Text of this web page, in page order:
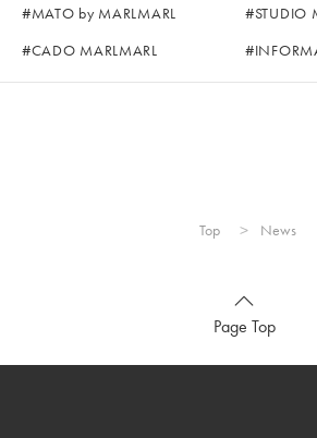
MATO by MARLMARL
STUDIO
CADO MARLMARL
Top News
Page Top